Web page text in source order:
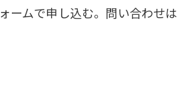
ームで申し込む。問い合わせは